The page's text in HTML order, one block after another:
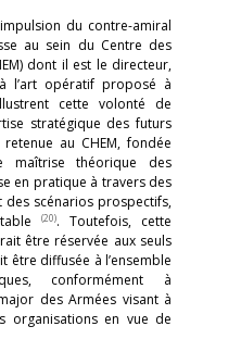
du contre-amiral
au sein du Centre des
dont il est le directeur,
l’art opératif proposé à
cette volonté de
stratégique des futurs
au CHEM, fondée
maîtrise théorique des
en pratique à travers des
scénarios prospectifs,
(20). Toutefois, cette
être réservée aux seuls
être diffusée à l’ensemble
conformément à
des Armées visant à
organisations en vue de